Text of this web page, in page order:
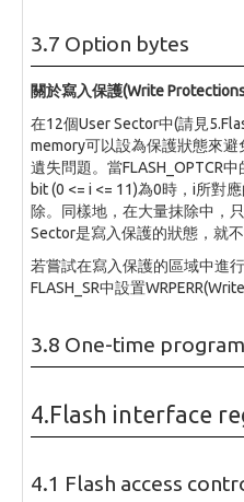
3.7 Option bytes
關於寫入保護(Write
在12個User Sector中(請見
memory可以設為保護狀態來
遺失問題。當FLASH_OPTCR
bit (0 <= i <= 11)為0時，i所對
除。同樣地，在大量抹除中，
Sector是寫入保護的狀態，就不
若嘗試在寫入保護的區域中進
FLASH_SR中設置
3.8 One-time
4.Flash interface
4.1 Flash access